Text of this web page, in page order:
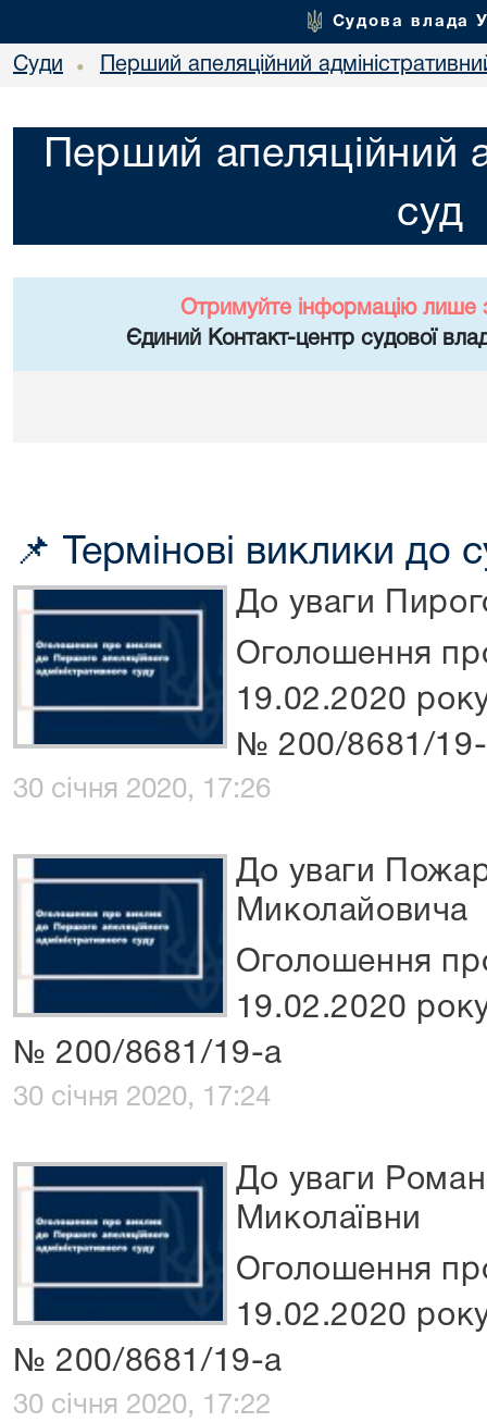
Судова влада
Суди • Перший апеляційний
Перший апеляційний
суд
Отримуйте інформацію лише
Єдиний Контакт-центр судової
📌 Термінові виклики до
До уваги
Оголошення
19.02.2020
№ 200/8681/
30 січня 2020, 17:26
До уваги
Миколайовича
Оголошення
19.02.2020
№ 200/8681/19-а
30 січня 2020, 17:24
До уваги
Миколаївни
Оголошення
19.02.2020
№ 200/8681/19-а
30 січня 2020, 17:22